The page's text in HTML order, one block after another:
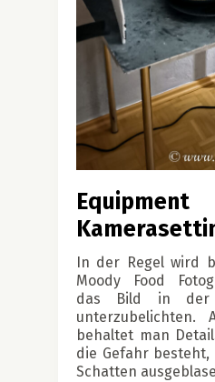
In der Regel wird
Moody Food
das Bild in der
unterzubelichten.
behaltet man
die Gefahr
Schatten